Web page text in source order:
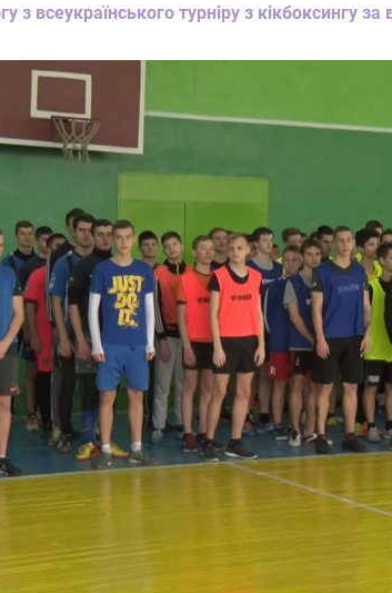
з всеукраїнського турніру з кікбоксингу